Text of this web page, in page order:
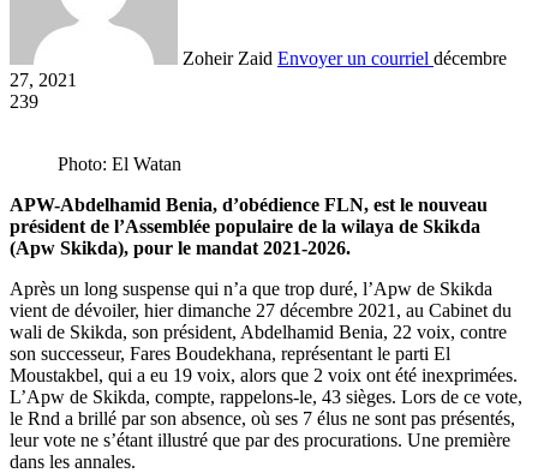
Zoheir Zaid Envoyer un courriel décembre
27, 2021
239
Photo: El Watan
APW-Abdelhamid Benia, d’obédience FLN, est le nouveau
président de l’Assemblée populaire de la wilaya de Skikda
(Apw Skikda), pour le mandat 2021-2026.
Après un long suspense qui n’a que trop duré, l’Apw de Skikda
vient de dévoiler, hier dimanche 27 décembre 2021, au Cabinet du
wali de Skikda, son président, Abdelhamid Benia, 22 voix, contre
son successeur, Fares Boudekhana, représentant le parti El
Moustakbel, qui a eu 19 voix, alors que 2 voix ont été inexprimées.
L’Apw de Skikda, compte, rappelons-le, 43 sièges. Lors de ce vote,
le Rnd a brillé par son absence, où ses 7 élus ne sont pas présentés,
leur vote ne s’étant illustré que par des procurations. Une première
dans les annales.